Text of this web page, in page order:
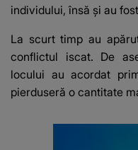
individului, însă și au
La scurt timp au
conflictul iscat. De
locului au acordat
pierduseră o cantitate